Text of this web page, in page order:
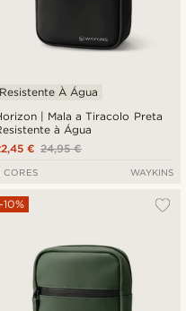
| Mala a Tiracolo Preta
à Água
Resistente À Água
24,95 €
€
CORES WAYKINS
-10%